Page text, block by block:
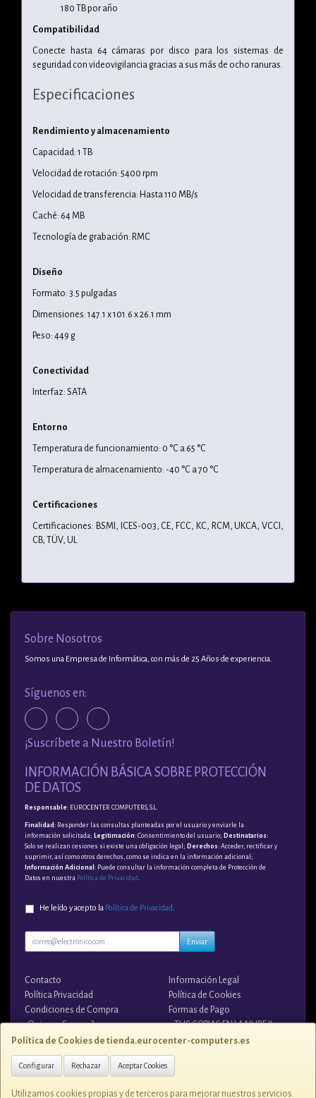
180 TB por año
Compatibilidad
Conecte hasta 64 cámaras por disco para los sistemas de
seguridad con videovigilancia gracias a sus más de ocho ranuras.
Especificaciones
Rendimiento y almacenamiento
Capacidad: 1 TB
Velocidad de rotación: 5400 rpm
Velocidad de transferencia: Hasta 110 MB/s
Caché: 64 MB
Tecnología de grabación: RMC
Diseño
Formato: 3.5 pulgadas
Dimensiones: 147.1 x 101.6 x 26.1 mm
Peso: 449 g
Conectividad
Interfaz: SATA
Entorno
Temperatura de funcionamiento: 0 °C a 65 °C
Temperatura de almacenamiento: -40 °C a 70 °C
Certificaciones
Certificaciones: BSMI, ICES-003, CE, FCC, KC, RCM, UKCA, VCCI,
CB, TÜV, UL
Política de Cookies de tienda.eurocenter-computers.es
Configurar Rechazar Aceptar Cookies
Utilizamos cookies propias y de terceros para mejorar nuestros servicios.
Sobre Nosotros
Somos una Empresa de Informática, con más de 25 Años de experiencia.
Síguenos en:
¡Suscríbete a Nuestro Boletín!
INFORMACIÓN BÁSICA SOBRE PROTECCIÓN
DE DATOS
Responsable: EUROCENTER COMPUTERS, S.L.
Finalidad : Responder las consultas planteadas por el usuario y enviarle la
información solicitada; Legitimación: Consentimiento del usuario; Destinatarios:
Solo se realizan cesiones si existe una obligación legal; Derechos: Acceder, rectificar y
suprimir, así como otros derechos, como se indica en la información adicional;
Información Adicional : Puede consultar la información completa de Protección de
Datos en nuestra Política de Privacidad
He leído y acepto la Política de Privacidad.
Enviar
Contacto
Información Legal
Política Privacidad
Política de Cookies
Condiciones de Compra
Formas de Pago
¿Quienes Somos?
¡¡ TUS COPIAS EN LA NUBE !!
Contacto
tienda@eurocenter-computers.es